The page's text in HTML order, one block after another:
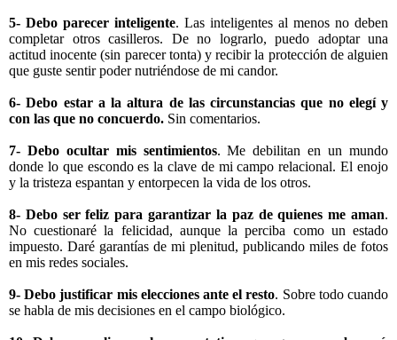
5- Debo parecer inteligente. Las inteligentes al menos no deben
completar otros casilleros. De no lograrlo, puedo adoptar una
actitud inocente (sin parecer tonta) y recibir la protección de alguien
que guste sentir poder nutriéndose de mi candor.
6- Debo estar a la altura de las circunstancias que no elegí y
con las que no concuerdo. Sin comentarios.
7- Debo ocultar mis sentimientos. Me debilitan en un mundo
donde lo que escondo es la clave de mi campo relacional. El enojo
y la tristeza espantan y entorpecen la vida de los otros.
8- Debo ser feliz para garantizar la paz de quienes me aman.
No cuestionaré la felicidad, aunque la perciba como un estado
impuesto. Daré garantías de mi plenitud, publicando miles de fotos
en mis redes sociales.
9- Debo justificar mis elecciones ante el resto. Sobre todo cuando
se habla de mis decisiones en el campo biológico.